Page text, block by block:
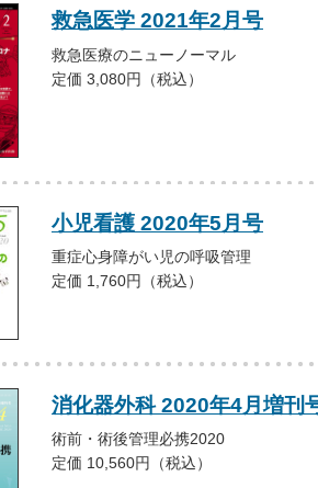
救急医学 2021年2月号
救急医療のニューノーマル
定価 3,080円（税込）
小児看護 2020年5月号
重症心身障がい児の呼吸管理
定価 1,760円（税込）
消化器外科 2020年4月増刊
術前・術後管理必携2020
定価 10,560円（税込）